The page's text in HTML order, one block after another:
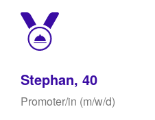
Stephan, 40
Promoter/in (m/w/d)